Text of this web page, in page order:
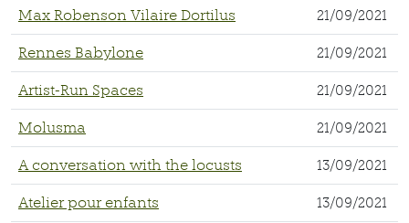
Max Robenson Vilaire Dortilus 21/09/2021
Rennes Babylone 21/09/2021
Artist-Run Spaces 21/09/2021
Molusma 21/09/2021
A conversation with the locusts 13/09/2021
Atelier pour enfants 13/09/2021